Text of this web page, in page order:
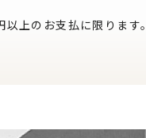
上のお支払に限ります。